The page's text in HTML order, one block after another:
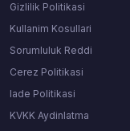
Gizlilik Politikasi
Kullanim Kosullari
Sorumluluk Reddi
Cerez Politikasi
Iade Politikasi
KVKK Aydinlatma